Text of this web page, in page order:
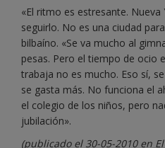
«El ritmo es estresante.
seguirlo. No es una ciudad
bilbaíno. «Se va mucho al
pesas. Pero el tiempo de ocio
trabaja no es mucho. Eso sí,
se gasta más. No funciona el
el colegio de los niños, pero
jubilación».
(publicado el 30-05-2010 en